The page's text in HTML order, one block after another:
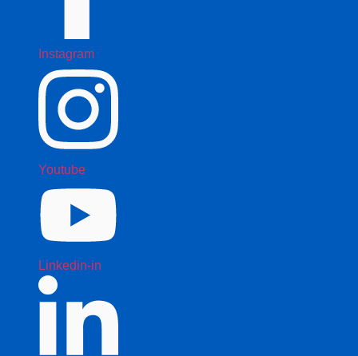
Instagram
Youtube
Linkedin-in